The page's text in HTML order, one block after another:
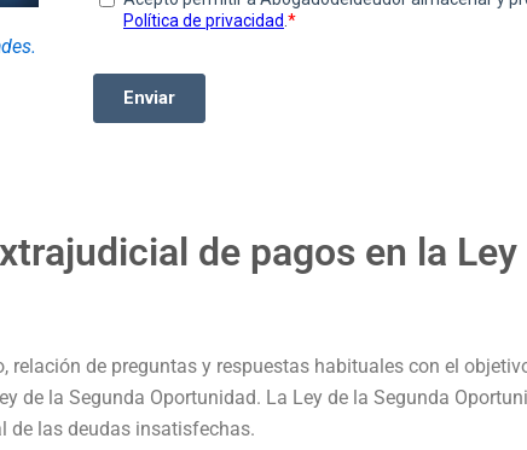
de pagos en la Ley
de preguntas y respuestas habituales con el
de la Segunda Oportunidad. La Ley de la Segunda
de las deudas insatisfechas.